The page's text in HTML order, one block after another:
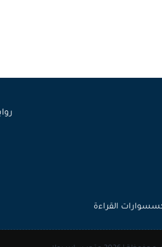
القراءة